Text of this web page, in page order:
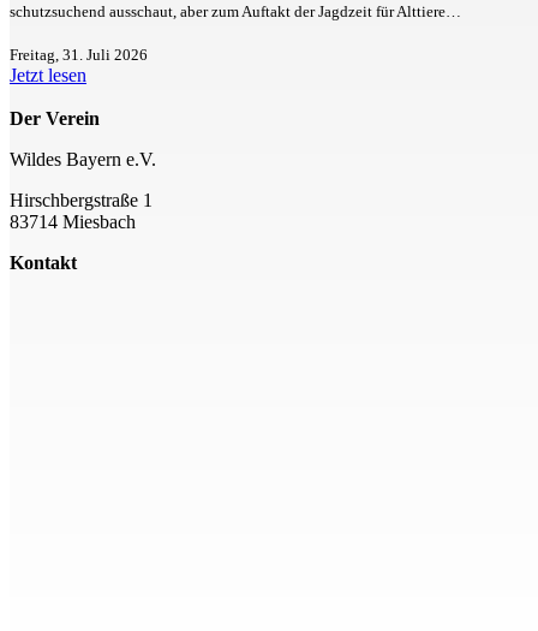
schutzsuchend ausschaut, aber zum Auftakt der Jagdzeit für Alttiere…
Freitag, 31. Juli 2026
Jetzt lesen
Der Verein
Wildes Bayern e.V.
Hirschbergstraße 1
83714 Miesbach
Kontakt